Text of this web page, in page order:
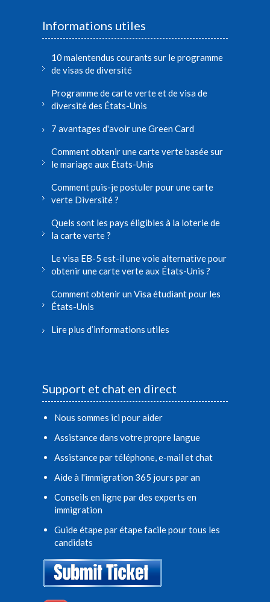
Informations utiles
10 malentendus courants sur le programme
de visas de diversité
Programme de carte verte et de visa de
diversité des États-Unis
7 avantages d'avoir une Green Card
Comment obtenir une carte verte basée sur
le mariage aux États-Unis
Comment puis-je postuler pour une carte
verte Diversité ?
Quels sont les pays éligibles à la loterie de
la carte verte ?
Le visa EB-5 est-il une voie alternative pour
obtenir une carte verte aux États-Unis ?
Comment obtenir un Visa étudiant pour les
États-Unis
Lire plus d’informations utiles
Support et chat en direct
Nous sommes ici pour aider
Assistance dans votre propre langue
Assistance par téléphone, e-mail et chat
Aide à l'immigration 365 jours par an
Conseils en ligne par des experts en
immigration
Guide étape par étape facile pour tous les
candidats